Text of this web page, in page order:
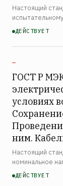
Настоящий
кабелей,
пламени в
интенсив…
ДЕЙСТВУЕТ
—
ГОСТ Р
условиях
ним.
Настоящий
номинальное
ним, в том
ДЕЙСТВУЕТ